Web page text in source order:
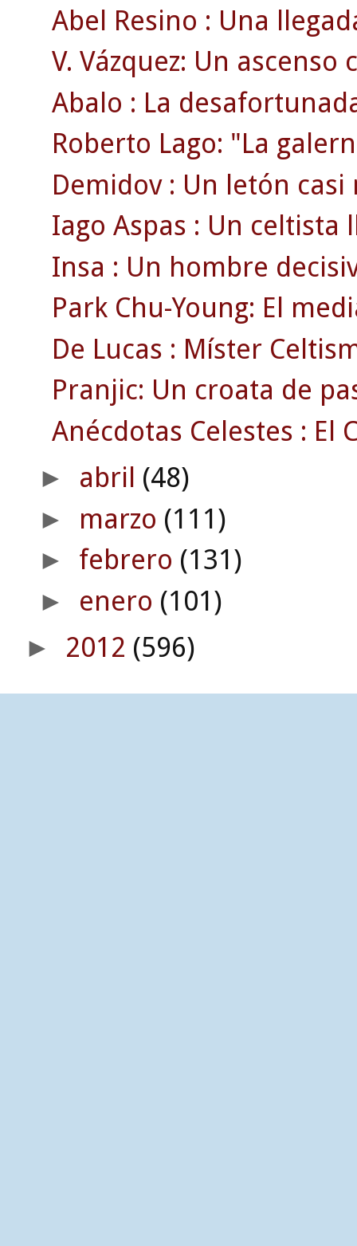
Abel Resino : Una
V. Vázquez: Un ascenso
Abalo : La
Roberto Lago: "La
Demidov : Un letón casi
Iago Aspas : Un celtista
Insa : Un hombre
Park Chu-Young: El
De Lucas : Míster
Pranjic: Un croata de
Anécdotas Celestes : El
► abril (48)
► marzo (111)
► febrero (131)
► enero (101)
► 2012 (596)